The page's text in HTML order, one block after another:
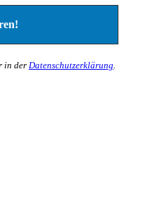
in der Datenschutzerklärung